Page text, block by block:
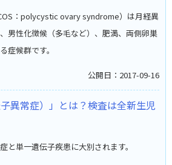
：polycystic ovary syndrome）は月経異
男性化徴候（多毛など）、肥満、両側卵巣
症候群です。
公開日：2017-09-16
異常症）」とは？検査は全新生児
と単一遺伝子疾患に大別されます。